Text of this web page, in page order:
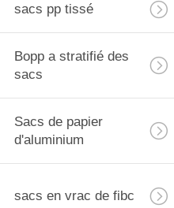
sacs pp tissé
Bopp a stratifié des
sacs
Sacs de papier
d'aluminium
sacs en vrac de fibc